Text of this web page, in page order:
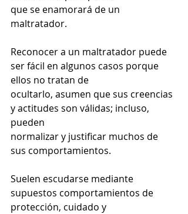
que se enamorará de un
maltratador.
Reconocer a un maltratador puede
ser fácil en algunos casos porque
ellos no tratan de
ocultarlo, asumen que sus creencias
y actitudes son válidas; incluso,
pueden
normalizar y justificar muchos de
sus comportamientos.
Suelen escudarse mediante
supuestos comportamientos de
protección, cuidado y